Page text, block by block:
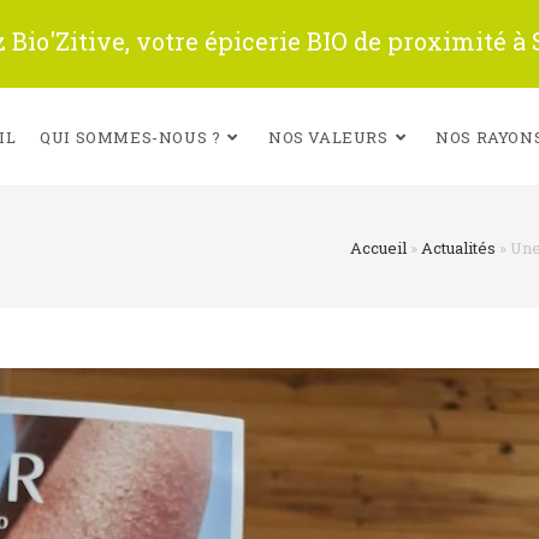
Bio'Zitive, votre épicerie BIO de proximité à
QUI SOMMES-NOUS ? NOS VALEURS NOS
Accueil » Actualités »